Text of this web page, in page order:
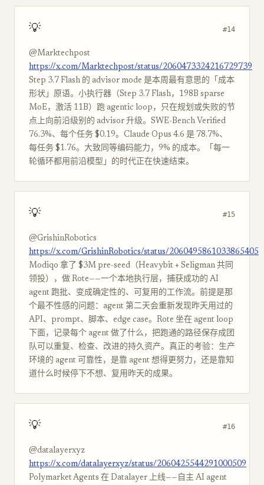
💡 #14
@Marktechpost
https://x.com/Marktechpost/status/2060473324216729739
Step 3.7 Flash 的 advisor mode 是本周最有意思的「成本
形状」原语。小执行器（Step 3.7 Flash，198B sparse
MoE，激活 11B）跑 agentic loop，只在规划或失败的节
点上向前沿级别的 advisor 升级。SWE-Bench Verified
76.3%、每个任务 $0.19。Claude Opus 4.6 是 78.7%、
每任务 $1.76。大致同等编码能力，9% 的成本。「每一
轮循环都用前沿模型」的时代正在快速结束。
💡 #15
@GrishinRobotics
https://x.com/GrishinRobotics/status/2060495861033865405
Modiqo 拿了 $3M pre-seed（Heavybit + Seligman 共同
领投），做 Rote——一个本地执行层，捕获成功的 AI
agent 跑批、变成确定性的、可复用的工作流。前提是那
个最不性感的问题：agent 第二天会重新发现昨天用过的
API、prompt、脚本、edge case。Rote 坐在 agent loop
下面，记录每个 agent 做了什么，把跑通的路径保存成团
队可以重复、检查、改进的持久资产。真正的考验：生产
环境的 agent 可靠性，是靠 agent 想得更努力，还是靠知
道什么时候停下不想、复用昨天的成果。
💡 #16
@datalayerxyz
https://x.com/datalayerxyz/status/2060425544291000509
Polymarket Agents 在 Datalayer 上线——自主 AI agent